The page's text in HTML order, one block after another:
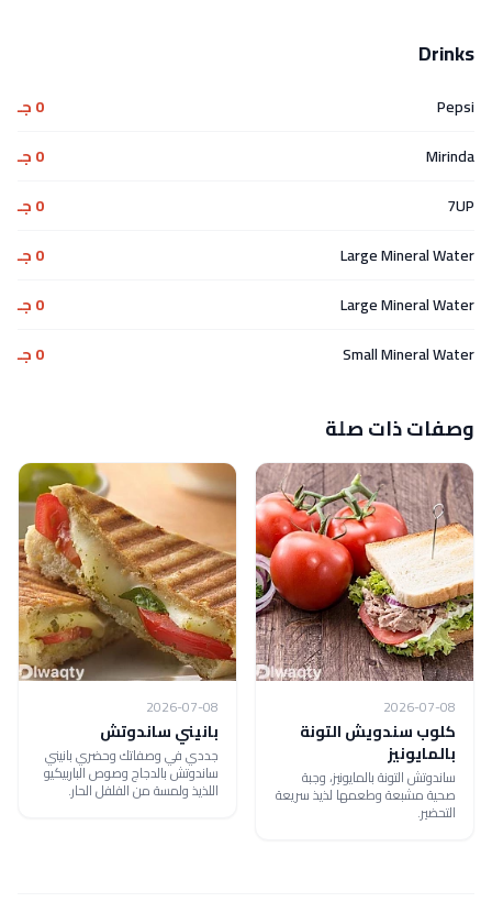
Drinks
Pepsi
0 جـ
Mirinda
0 جـ
7UP
0 جـ
Large Mineral Water
0 جـ
Large Mineral Water
0 جـ
Small Mineral Water
0 جـ
وصفات ذات صلة
2026-07-08
كلوب سندويش التونة
بالمايونيز
ساندوتش التونة بالمايونيز، وجبة
صحية مشبعة وطعمها لذيذ سريعة
التحضير.
2026-07-08
بانيني ساندوتش
جددي في وصفاتك وحضري بانيني
ساندوتش بالدجاج وصوص الباربيكيو
اللذيذ ولمسة من الفلفل الحار.